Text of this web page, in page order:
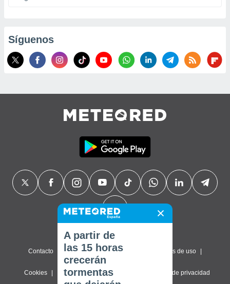
Síguenos
Contacto Sobre nosotros Términos de uso
Cookies Política de privacidad Configuración de privacidad
A partir de
las 15 horas
crecerán
tormentas